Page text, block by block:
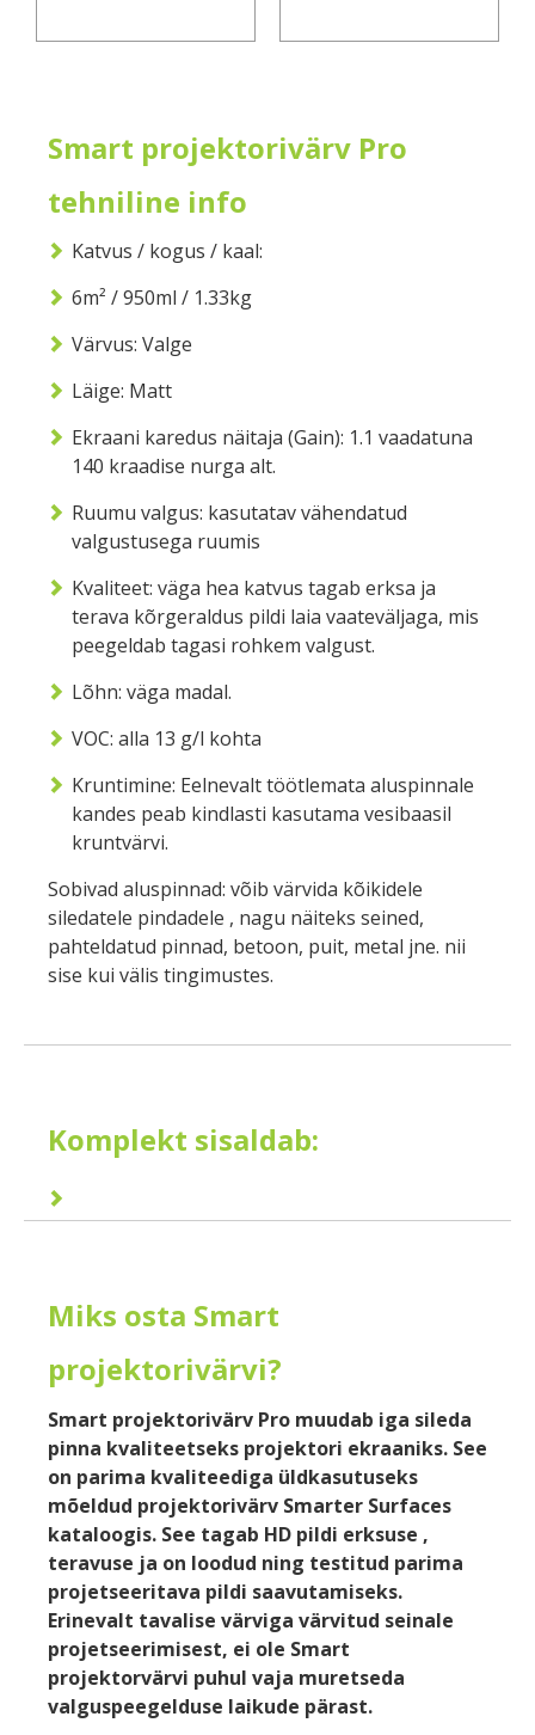
Smart projektorivärv Pro
tehniline info
Katvus / kogus / kaal:
6m² / 950ml / 1.33kg
Värvus: Valge
Läige: Matt
Ekraani karedus näitaja (Gain): 1.1 vaadatuna
140 kraadise nurga alt.
Ruumu valgus: kasutatav vähendatud
valgustusega ruumis
Kvaliteet: väga hea katvus tagab erksa ja
terava kõrgeraldus pildi laia vaateväljaga, mis
peegeldab tagasi rohkem valgust.
Lõhn: väga madal.
VOC: alla 13 g/l kohta
Kruntimine: Eelnevalt töötlemata aluspinnale
kandes peab kindlasti kasutama vesibaasil
kruntvärvi.
Sobivad aluspinnad: võib värvida kõikidele
siledatele pindadele , nagu näiteks seined,
pahteldatud pinnad, betoon, puit, metal jne. nii
sise kui välis tingimustes.
Komplekt sisaldab:
Miks osta Smart
projektorivärvi?
Smart projektorivärv Pro muudab iga sileda
pinna kvaliteetseks projektori ekraaniks. See
on parima kvaliteediga üldkasutuseks
mõeldud projektorivärv Smarter Surfaces
kataloogis. See tagab HD pildi erksuse ,
teravuse ja on loodud ning testitud parima
projetseeritava pildi saavutamiseks.
Erinevalt tavalise värviga värvitud seinale
projetseerimisest, ei ole Smart
projektorvärvi puhul vaja muretseda
valguspeegelduse laikude pärast.